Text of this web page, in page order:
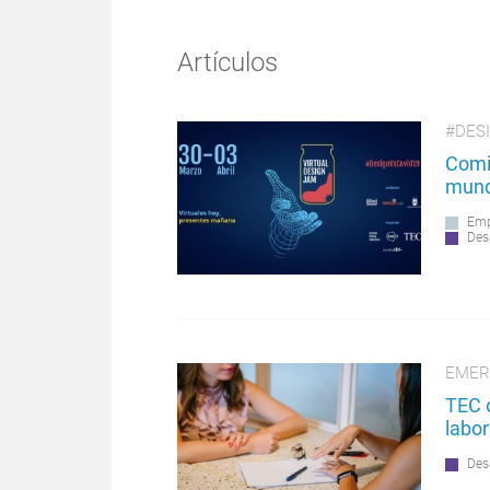
Artículos
TEC